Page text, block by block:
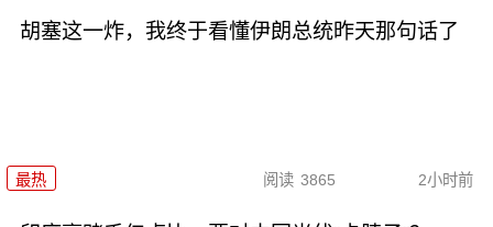
胡塞这一炸，我终于看懂伊朗总统昨天那句话了
最热 阅读 3865 2小时前